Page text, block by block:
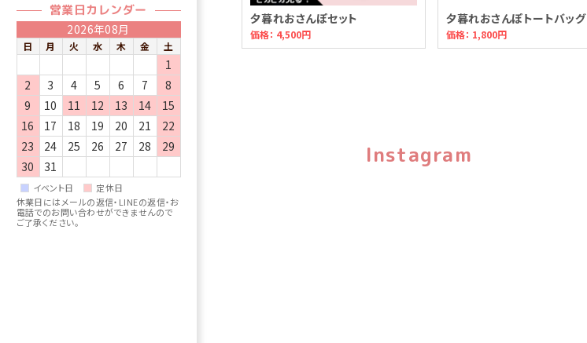
営業日カレンダー
2026年08月
日 月 火 水 木 金 土
1
2
3 4 5 6 7
8
9
10 11 12 13 14
15
16
17 18 19 20 21
22
23
24 25 26 27 28
29
30
31
イベント日
定休日
休業日にはメールの返信・LINEの返信・お
電話でのお問い合わせができませんので
ご了承ください。
夕暮れおさんぽセット
価格： 4,500円
夕暮れおさんぽトートバッグ
価格： 1,800円
Instagram